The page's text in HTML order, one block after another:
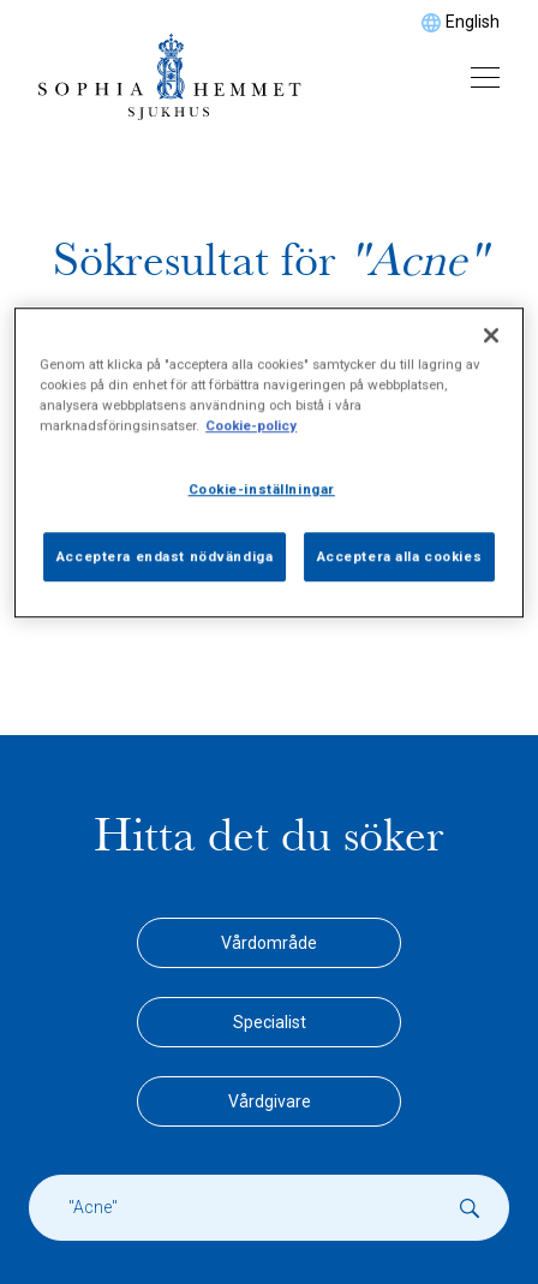
English
Sökresultat för "Acne"
Vårdgivare (1)
Hitta det du söker
Vårdområde
Specialist
Vårdgivare
Genom att klicka på "acceptera alla cookies" samtycker du till lagring av
cookies på din enhet för att förbättra navigeringen på webbplatsen,
analysera webbplatsens användning och bistå i våra
marknadsföringsinsatser. Cookie-policy
Cookie-inställningar
Acceptera endast nödvändiga Acceptera alla cookies